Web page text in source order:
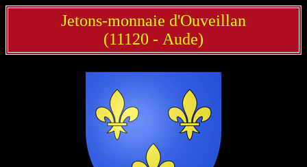
Jetons-monnaie d'Ouveillan
(11120 - Aude)